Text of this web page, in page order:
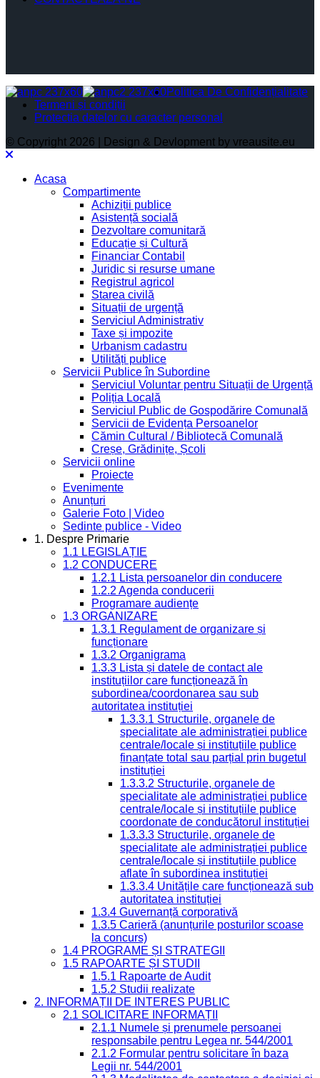
Politica De Confidențialitate
Termeni și condiții
Protectia datelor cu caracter personal
© Copyright 2026 | Design & Devlopment by vreausite.eu
Acasa
Compartimente
Achiziții publice
Asistență socială
Dezvoltare comunitară
Educație și Cultură
Financiar Contabil
Juridic si resurse umane
Registrul agricol
Starea civilă
Situații de urgență
Serviciul Administrativ
Taxe și impozite
Urbanism cadastru
Utilități publice
Servicii Publice în Subordine
Serviciul Voluntar pentru Situații de Urgență
Poliția Locală
Serviciul Public de Gospodărire Comunală
Servicii de Evidența Persoanelor
Cămin Cultural / Bibliotecă Comunală
Creșe, Grădinițe, Școli
Servicii online
Proiecte
Evenimente
Anunțuri
Galerie Foto | Video
Sedinte publice - Video
1. Despre Primarie
1.1 LEGISLAȚIE
1.2 CONDUCERE
1.2.1 Lista persoanelor din conducere
1.2.2 Agenda conducerii
Programare audiențe
1.3 ORGANIZARE
1.3.1 Regulament de organizare și
funcționare
1.3.2 Organigrama
1.3.3 Lista și datele de contact ale
instituțiilor care funcționează în
subordinea/coordonarea sau sub
autoritatea instituției
1.3.3.1 Structurile, organele de
specialitate ale administrației publice
centrale/locale și instituțiile publice
finanțate total sau parțial prin bugetul
instituției
1.3.3.2 Structurile, organele de
specialitate ale administrației publice
centrale/locale și instituțiile publice
coordonate de conducătorul instituției
1.3.3.3 Structurile, organele de
specialitate ale administrației publice
centrale/locale și instituțiile publice
aflate în subordinea instituției
1.3.3.4 Unitățile care funcționează sub
autoritatea instituției
1.3.4 Guvernanță corporativă
1.3.5 Carieră (anunțurile posturilor scoase
la concurs)
1.4 PROGRAME ȘI STRATEGII
1.5 RAPOARTE ȘI STUDII
1.5.1 Rapoarte de Audit
1.5.2 Studii realizate
2. INFORMAȚII DE INTERES PUBLIC
2.1 SOLICITARE INFORMAȚII
2.1.1 Numele și prenumele persoanei
responsabile pentru Legea nr. 544/2001
2.1.2 Formular pentru solicitare în baza
Legii nr. 544/2001